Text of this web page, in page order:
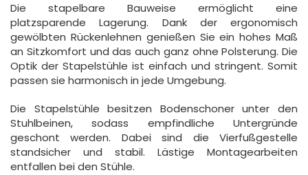
Die stapelbare Bauweise ermöglicht eine
platzsparende Lagerung. Dank der ergonomisch
gewölbten Rückenlehnen genießen Sie ein hohes Maß
an Sitzkomfort und das auch ganz ohne Polsterung. Die
Optik der Stapelstühle ist einfach und stringent. Somit
passen sie harmonisch in jede Umgebung.
Die Stapelstühle besitzen Bodenschoner unter den
Stuhlbeinen, sodass empfindliche Untergründe
geschont werden. Dabei sind die Vierfußgestelle
standsicher und stabil. Lästige Montagearbeiten
entfallen bei den Stühle.